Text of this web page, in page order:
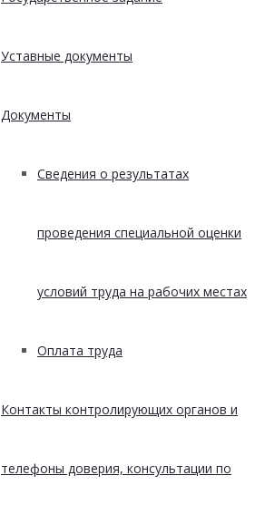
Уставные документы
Документы
Сведения о результатах
проведения специальной оценки
условий труда на рабочих местах
Оплата труда
Контакты контролирующих органов и
телефоны доверия, консультации по